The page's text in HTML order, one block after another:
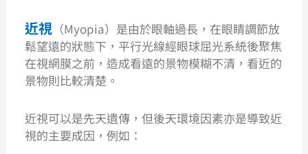
近視 （Myopia）是由於眼軸過長，在眼睛調節放
鬆望遠的狀態下，平行光線經眼球屈光系統後聚焦
在視網膜之前，造成看遠的景物模糊不清，看近的
景物則比較清楚。
近視可以是先天遺傳，但後天環境因素亦是導致近
視的主要成因，例如：